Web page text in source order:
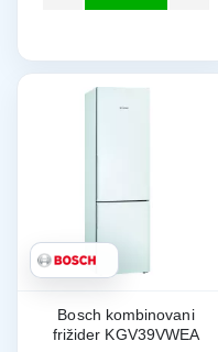
Bosch kombinovani
frižider KGV39VWEA